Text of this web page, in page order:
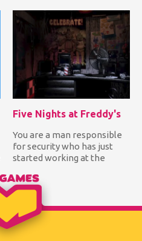
Five Nights at Freddy's
You are a man responsible
for security who has just
started working at the